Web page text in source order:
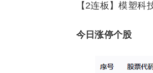
【2连板】模塑科
今日涨停个股